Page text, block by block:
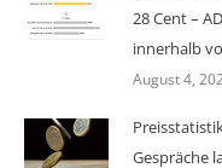
28 Cent –
innerhalb
August 4,
Gespräche